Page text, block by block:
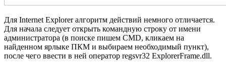
Для Internet Explorer алгоритм действий немного отличается.
Для начала следует открыть командную строку от имени
администратора (в поиске пишем CMD, кликаем на
найденном ярлыке ПКМ и выбираем необходимый пункт),
после чего ввести в ней оператор regsvr32 ExplorerFrame.dll.